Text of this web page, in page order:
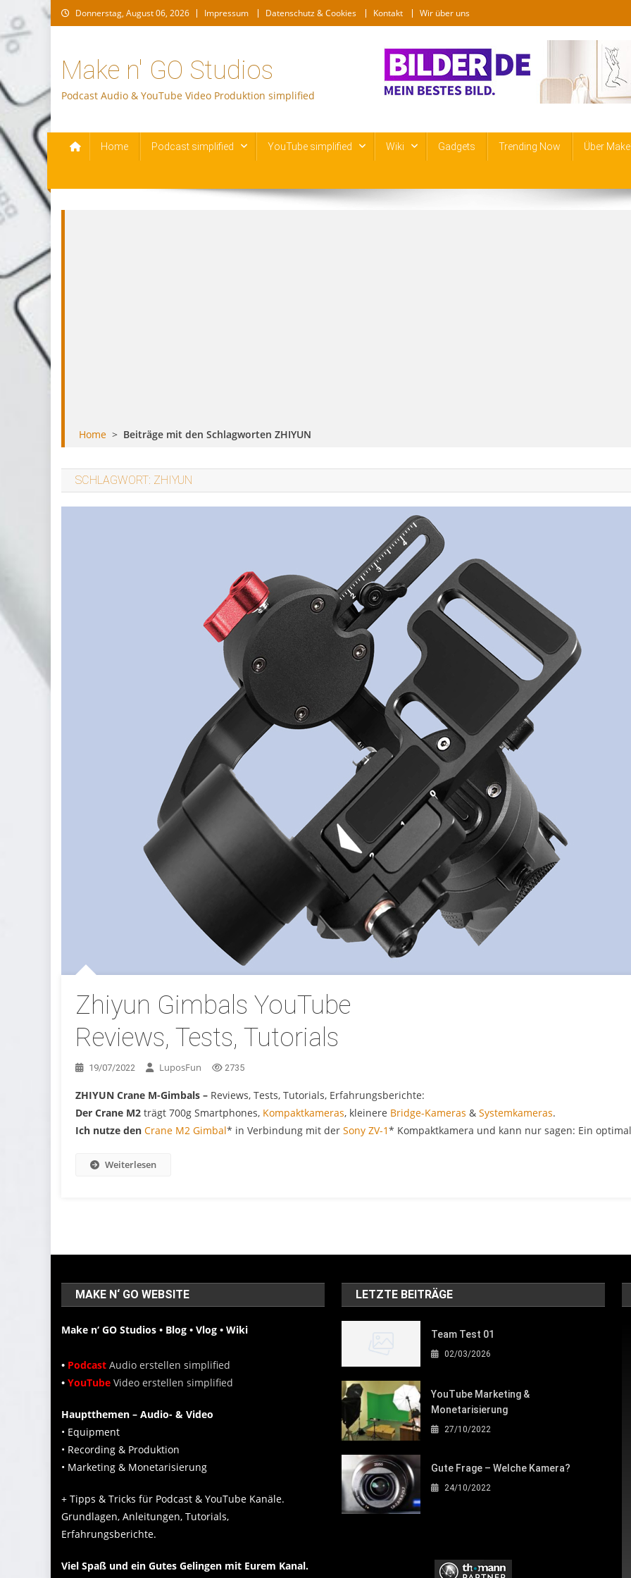
Skip
to
Donnerstag, August 06, 2026 Impressum Datenschutz & Cookies Kontakt Wir über uns
Make n' GO Studios
Podcast Audio & YouTube Video Produktion simplified
Home Podcast simplified YouTube simplified Wiki Gadgets Trending Now Über
Home > Beiträge mit den Schlagworten ZHIYUN
SCHLAGWORT: ZHIYUN
Zhiyun Gimbals YouTube
Reviews, Tests, Tutorials
19/07/2022 LuposFun 2735
ZHIYUN Crane M-Gimbals – Reviews, Tests, Tutorials, Erfahrungsberichte:
Der Crane M2 trägt 700g Smartphones, Kompaktkameras, kleinere Bridge-Kameras & Systemkameras.
Ich nutze den Crane M2 Gimbal* in Verbindung mit der Sony ZV-1* Kompaktkamera und kann nur sagen: Ein
Weiterlesen
MAKE N‘ GO WEBSITE
Make n‘ GO Studios • Blog • Vlog • Wiki
• PodcastAudio erstellen simplified
•YouTubeVideo erstellen simplified
Hauptthemen – Audio- & Video
• Equipment
• Recording & Produktion
• Marketing & Monetarisierung
+ Tipps & Tricks für Podcast & YouTube Kanäle.
Grundlagen, Anleitungen, Tutorials,
Erfahrungsberichte.
Viel Spaß und ein Gutes Gelingen mit Eurem Kanal.
LETZTE BEITRÄGE
Team Test 01
02/03/2026
YouTube Marketing &
Monetarisierung
27/10/2022
Gute Frage – Welche Kamera?
24/10/2022